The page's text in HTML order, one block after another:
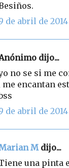
de abril de
dijo...
no se si me
me encantan
de abril de 2014
Mdijo...
una pinta